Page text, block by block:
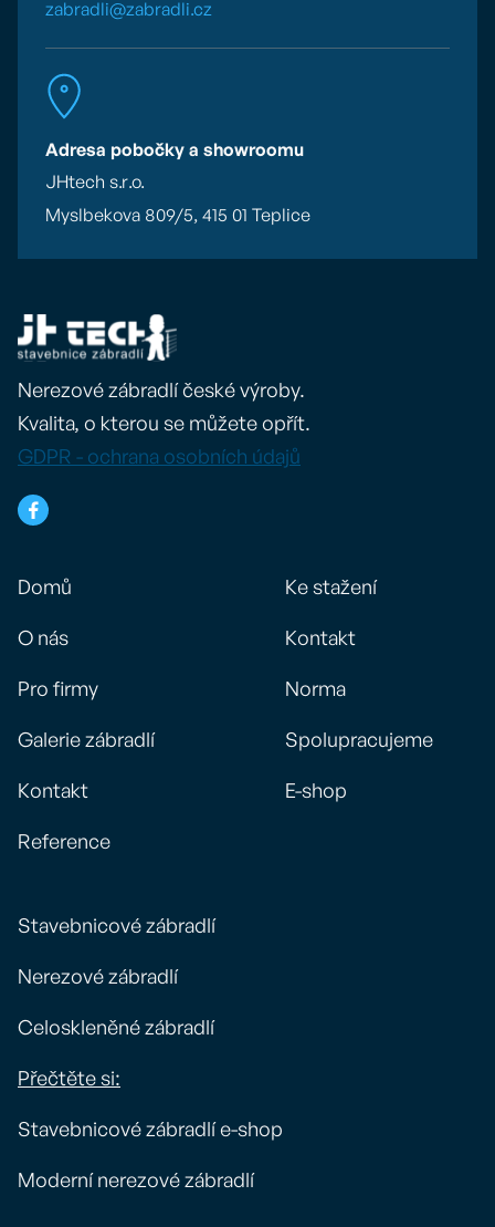
zabradli@zabradli.cz
Adresa pobočky a showroomu
JHtech s.r.o.
Myslbekova 809/5, 415 01 Teplice
Nerezové zábradlí české výroby.
Kvalita, o kterou se můžete opřít.
GDPR - ochrana osobních údajů

Domů
O nás
Pro firmy
Galerie zábradlí
Kontakt
Reference
Ke stažení
Kontakt
Norma
Spolupracujeme
E-shop
Stavebnicové zábradlí
Nerezové zábradlí
Celoskleněné zábradlí
Přečtěte si:
Stavebnicové zábradlí e-shop
Moderní nerezové zábradlí